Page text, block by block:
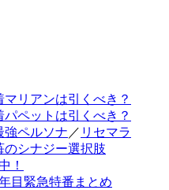
マリアンは引くべき？
パペットは引くべき？
強ペルソナ ／ リセマラ
のシナジー選択肢
！
目緊急特番まとめ